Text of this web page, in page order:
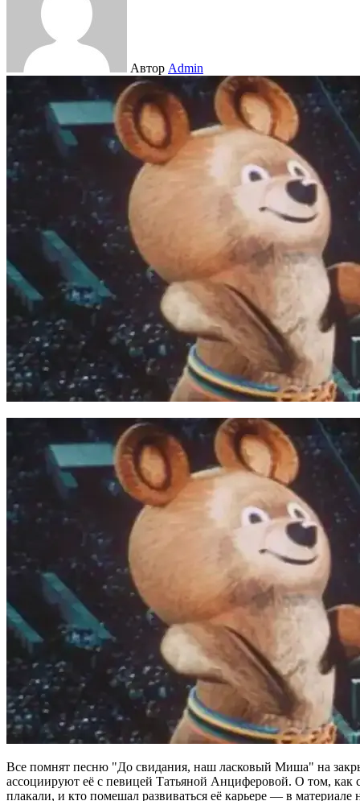
Автор Admin
Все помнят песню "До свидания, наш ласковый Миша" на
ассоциируют её с певицей Татьяной Анциферовой. О том, как
плакали, и кто помешал развиваться её карьере — в материале